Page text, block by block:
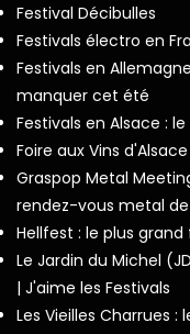
Festival Décibulles
Festivals électro en
Festivals en
manquer cet été
Festivals en Alsace :
Foire aux Vins
Graspop Metal
rendez-vous metal de
Hellfest : le plus
Le Jardin du Michel
| J'aime les Festivals
Les Vieilles Charrues